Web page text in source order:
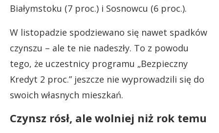
Białymstoku (7 proc.) i Sosnowcu (6 proc.).
W listopadzie spodziewano się nawet spadków
czynszu – ale te nie nadeszły. To z powodu
tego, że uczestnicy programu „Bezpieczny
Kredyt 2 proc.” jeszcze nie wyprowadzili się do
swoich własnych mieszkań.
Czynsz rósł, ale wolniej niż rok temu